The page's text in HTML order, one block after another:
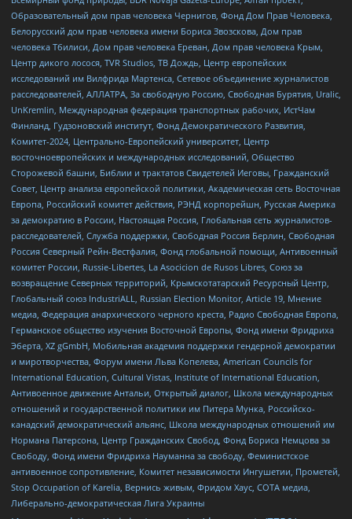
Образовательный дом прав человека Чернигов, Фонд Дом Прав Человека,
Белорусский дом прав человека имени Бориса Звозскова, Дом прав
человека Тбилиси, Дом прав человека Ереван, Дом прав человека Крым,
Центр дикого лосося, TVR Studios, ТВ Дождь, Центр европейских
исследований им Вилфрида Мартенса, Сетевое объединение журналистов
расследователей, АЛЛАТРА, За свободную Россию, Свободная Бурятия, Uralic,
UnKremlin, Международная федерация транспортных рабочих, ИстЧам
Финланд, Гудзоновский институт, Фонд Демократического Развития,
Комитет-2024, Центрально-Европейский университет, Центр
восточноевропейских и международных исследований, Общество
Сторожевой башни, Библии и трактатов Свидетелей Иеговы, Гражданский
Совет, Центр анализа европейской политики, Академическая сеть Восточная
Европа, Российский комитет действия, РЭНД корпорейшн, Русская Америка
за демократию в России, Настоящая Россия, Глобальная сеть журналистов-
расследователей, Служба поддержки, Свободная Россия Берлин, Свободная
Россия Северный Рейн-Вестфалия, Фонд глобальной помощи, Антивоенный
комитет России, Russie-Libertes, La Asocicion de Rusos Libres, Союз за
возвращение Северных территорий, Крымскотатарский Ресурсный Центр,
Глобальный союз IndustriALL, Russian Election Monitor, Article 19, Мнение
медиа, Федерация анархического черного креста, Радио Свободная Европа,
Германское общество изучения Восточной Европы, Фонд имени Фридриха
Эберта, XZ gGmbH, Мобильная академия поддержки гендерной демократии
и миротворчества, Форум имени Льва Копелева, American Councils for
International Education, Cultural Vistas, Institute of International Education,
Антивоенное движение Антальи, Открытый диалог, Школа международных
отношений и государственной политики им Питера Мунка, Российско-
канадский демократический альянс, Школа международных отношений им
Нормана Патерсона, Центр Гражданских Свобод, Фонд Бориса Немцова за
Свободу, Фонд имени Фридриха Науманна за свободу, Феминистское
антивоенное сопротивление, Комитет независимости Ингушетии, Прометей,
Stop Occupation of Karelia, Вернись живым, Фридом Хаус, СОТА медиа,
Либерально-демократическая Лига Украины